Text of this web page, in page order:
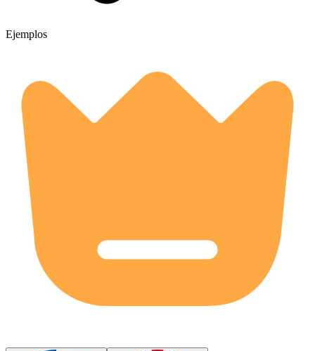
Ejemplos